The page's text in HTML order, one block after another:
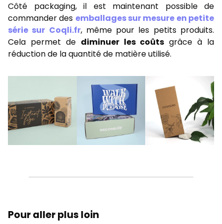
Côté packaging, il est maintenant possible de
commander des emballages sur mesure en petite
série sur Coqli.fr, même pour les petits produits.
Cela permet de diminuer les coûts grâce à la
réduction de la quantité de matière utilisé.
Pour aller plus loin